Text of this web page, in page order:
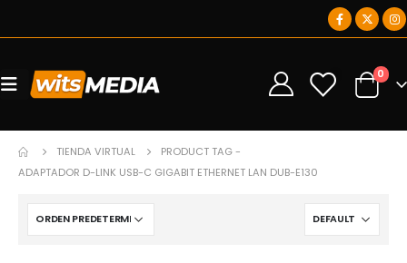
0 0
TIENDA VIRTUAL
PRODUCT TAG -
ADAPTADOR D-LINK USB-C GIGABIT ETHERNET LAN DUB-E130